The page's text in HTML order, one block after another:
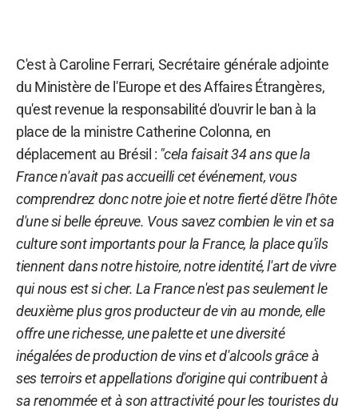
C'est à Caroline Ferrari, Secrétaire générale adjointe
du Ministère de l'Europe et des Affaires Étrangères,
qu'est revenue la responsabilité d'ouvrir le ban à la
place de la ministre Catherine Colonna, en
déplacement au Brésil : "cela faisait 34 ans que la
France n'avait pas accueilli cet événement, vous
comprendrez donc notre joie et notre fierté d'être l'hôte
d'une si belle épreuve. Vous savez combien le vin et sa
culture sont importants pour la France, la place qu'ils
tiennent dans notre histoire, notre identité, l'art de vivre
qui nous est si cher. La France n'est pas seulement le
deuxième plus gros producteur de vin au monde, elle
offre une richesse, une palette et une diversité
inégalées de production de vins et d'alcools grâce à
ses terroirs et appellations d'origine qui contribuent à
sa renommée et à son attractivité pour les touristes du